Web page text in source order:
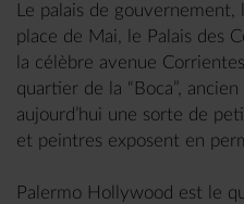
Le palais de
place de Mai, le Palais des
la célèbre avenue
quartier de la “Boca”,
aujourd’hui une sorte de
et peintres exposent en
Palermo Hollywood est le